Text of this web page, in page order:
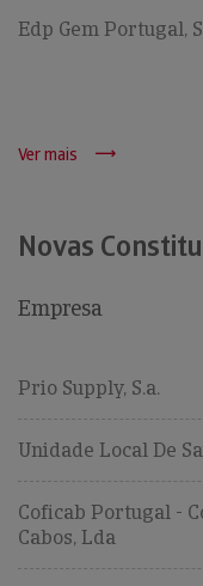
Edp Gem Portugal,
Ver mais
Novas
Empresa
Prio Supply, S.a.
Unidade Local De
Coficab Portugal -
Cabos, Lda